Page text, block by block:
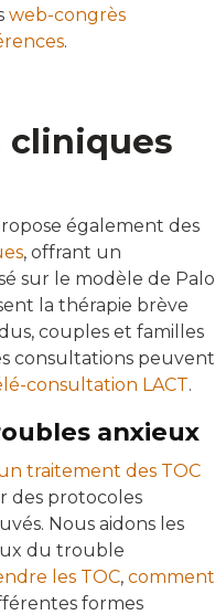
web-congrès
.
cliniques
également des
, offrant un
sur le modèle de Palo
la thérapie brève
couples et familles
consultations peuvent
consultation LACT.
anxieux
traitement des TOC
des protocoles
Nous aidons les
du trouble
les TOC, comment
formes